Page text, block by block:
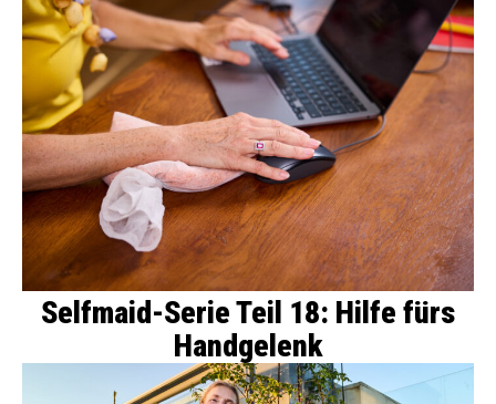
Selfmaid-Serie Teil 18: Hilfe fürs
Handgelenk